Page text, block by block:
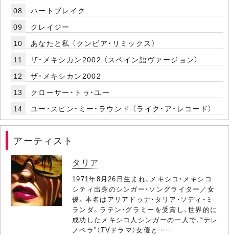
08
ハートブレイク
09
クレイジー
10
あなたと私 （クンビア・リミックス）
11
ザ・メキシカン2002 （スペイン語ヴァージョン）
12
ザ・メキシカン2002
13
クローサー・トゥ・ユー
14
ユー・スピン・ミー・ラウンド （ライク・ア・レコード）
アーティスト
タリア
1971年8月26日生まれ、メキシコ・メキシコ
シティ出身のシンガー・ソングライター／女
優。本名はアリアドゥナ・タリア・ソディ・ミ
ランダ。ラテン・グラミーを受賞し、世界的に
成功したメキシコ人シンガーの一人で、“テレ
ノベラ”（TVドラマ）女優と……